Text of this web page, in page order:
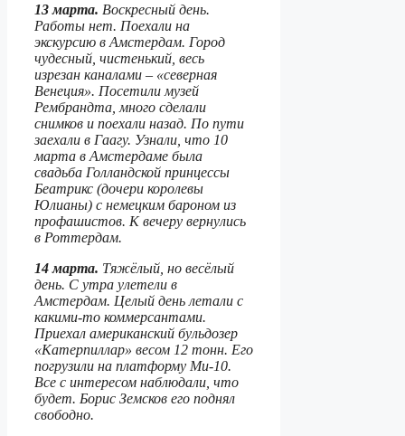
13 марта. Воскресный день.
Работы нет. Поехали на
экскурсию в Амстердам. Город
чудесный, чистенький, весь
изрезан каналами – «северная
Венеция». Посетили музей
Рембрандта, много сделали
снимков и поехали назад. По пути
заехали в Гаагу. Узнали, что 10
марта в Амстердаме была
свадьба Голландской принцессы
Беатрикс (дочери королевы
Юлианы) с немецким бароном из
профашистов. К вечеру вернулись
в Роттердам.
14 марта. Тяжёлый, но весёлый
день. С утра улетели в
Амстердам. Целый день летали с
какими-то коммерсантами.
Приехал американский бульдозер
«Катерпиллар» весом 12 тонн. Его
погрузили на платформу Ми-10.
Все с интересом наблюдали, что
будет. Борис Земсков его поднял
свободно.